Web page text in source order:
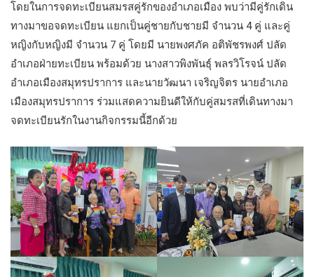
โดยในการจดทะเบียนสมรสคู่รักของอำเภอเมือง พบว่ามีคู่รักเดิน
ทางมาขอจดทะเบียน แยกเป็นคู่ชายกับชายมี จำนวน 4 คู่ และคู่
หญิงกับหญิงมี จำนวน 7 คู่ โดยมี นายพงศภัค อติพัชรพงศ์ ปลัด
อำเภอฝ่ายทะเบียน พร้อมด้วย นางสาวพิงพันธุ์ พลรวิโรจน์ ปลัด
อำเภอเมืองสมุทรปราการ และนายวัฒนา เจริญจิตร นายอำเภอ
เมืองสมุทรปราการ ร่วมแสดความยินดีให้กับคู่สมรสที่เดินทางมา
จดทะเบียนรักในงานกิจกรรมนี้อีกด้วย